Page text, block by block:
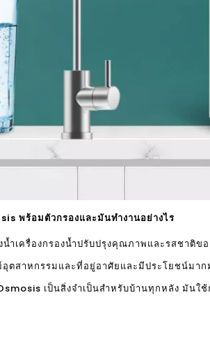
พร้อมตัวกรองและมันทำงานอย่างไร
ำเครื่องกรองน้ำปรับปรุงคุณภาพและรสชาติข
สาหกรรมและที่อยู่อาศัยและมีประโยชน์มา
เป็นสิ่งจำเป็นสำหรับบ้านทุกหลัง มัน